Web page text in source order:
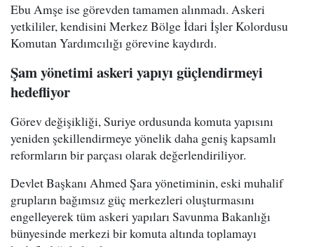
Ebu Amşe ise görevden tamamen alınmadı. Askeri
yetkililer, kendisini Merkez Bölge İdari İşler Kolordusu
Komutan Yardımcılığı görevine kaydırdı.
Şam yönetimi askeri yapıyı güçlendirmeyi
hedefliyor
Görev değişikliği, Suriye ordusunda komuta yapısını
yeniden şekillendirmeye yönelik daha geniş kapsamlı
reformların bir parçası olarak değerlendiriliyor.
Devlet Başkanı Ahmed Şara yönetiminin, eski muhalif
grupların bağımsız güç merkezleri oluşturmasını
engelleyerek tüm askeri yapıları Savunma Bakanlığı
bünyesinde merkezi bir komuta altında toplamayı